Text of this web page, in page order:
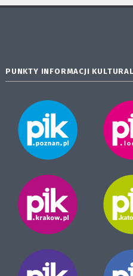
PUNKTY INFORMACJI